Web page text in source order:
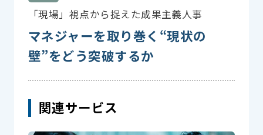
「現場」視点から捉えた成果主義人事
マネジャーを取り巻く“現状の
壁”をどう突破するか
関連サービス